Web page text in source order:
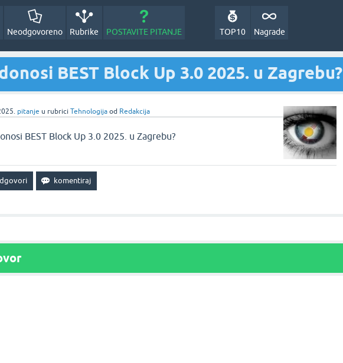
Neodgovoreno Rubrike POSTAVITE PITANJE Nagrade
TOP10
BEST Block Up 3.0 2025. u Zagrebu?
pitanje u rubrici Tehnologija od Redakcija
BEST Block Up 3.0 2025. u Zagrebu?